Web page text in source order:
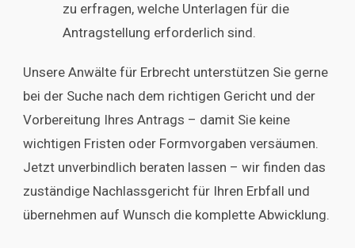
zu erfragen, welche Unterlagen für die
Antragstellung erforderlich sind.
Unsere Anwälte für Erbrecht unterstützen Sie gerne
bei der Suche nach dem richtigen Gericht und der
Vorbereitung Ihres Antrags – damit Sie keine
wichtigen Fristen oder Formvorgaben versäumen.
Jetzt unverbindlich beraten lassen – wir finden das
zuständige Nachlassgericht für Ihren Erbfall und
übernehmen auf Wunsch die komplette Abwicklung.